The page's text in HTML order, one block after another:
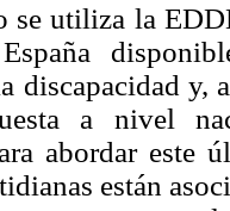
se utiliza la
discapacidad y,
a nivel
abordar este
están